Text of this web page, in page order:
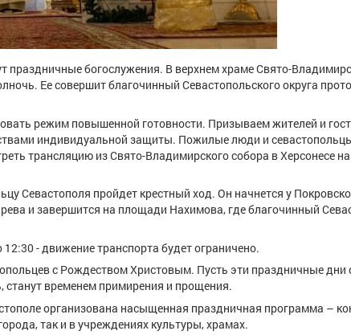
праздничные богослужения. В верхнем храме Свято-
Ее совершит благочинный Севастопольского округа
режим повышенной готовности. Призываем жителей и
индивидуальной защиты. Пожилые люди и
трансляцию из Свято-Владимирского собора в Херсонесе
Севастополя пройдет крестный ход. Он начнется у
и завершится на площади Нахимова, где благочинный
- движение транспорта будет ограничено.
с Рождеством Христовым. Пусть эти праздничные дни
станут временем примирения и прощения.
организована насыщенная праздничная программа –
так и в учреждениях культуры, храмах.